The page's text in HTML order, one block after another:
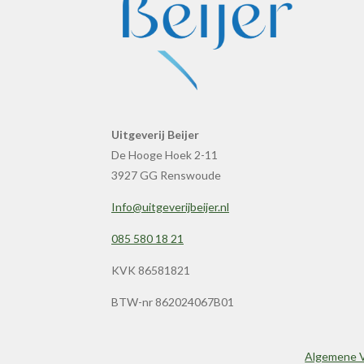
Uitgeverij Beijer
De Hooge Hoek 2-11
3927 GG Renswoude
Info@uitgeverijbeijer.nl
085 580 18 21
KVK 86581821
BTW-nr 862024067B01
Algemene